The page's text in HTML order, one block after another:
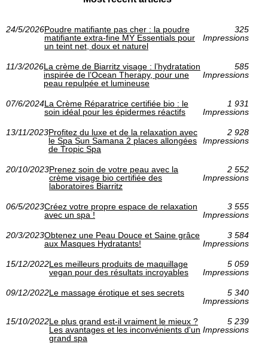
24/5/2026Poudre matifiante pas cher : la poudre
matifiante extra-fine MY Essentials pour
un teint net, doux et naturel
325
Impressions
11/3/2026La crème de Biarritz visage : l’hydratation
inspirée de l’Ocean Therapy, pour une
peau repulpée et lumineuse
585
Impressions
07/6/2024La Crème Réparatrice certifiée bio : le
soin idéal pour les épidermes réactifs
1 931
Impressions
13/11/2023Profitez du luxe et de la relaxation avec
le Spa Sun Samana 2 places allongées
de Tropic Spa
2 928
Impressions
20/10/2023Prenez soin de votre peau avec la
crème visage bio certifiée des
laboratoires Biarritz
2 552
Impressions
06/5/2023Créez votre propre espace de relaxation
avec un spa !
3 555
Impressions
20/3/2023Obtenez une Peau Douce et Saine grâce
aux Masques Hydratants!
3 584
Impressions
15/12/2022Les meilleurs produits de maquillage
vegan pour des résultats incroyables
5 059
Impressions
09/12/2022Le massage érotique et ses secrets
5 340
Impressions
15/10/2022Le plus grand est-il vraiment le mieux ?
Les avantages et les inconvénients d'un
grand spa
5 239
Impressions